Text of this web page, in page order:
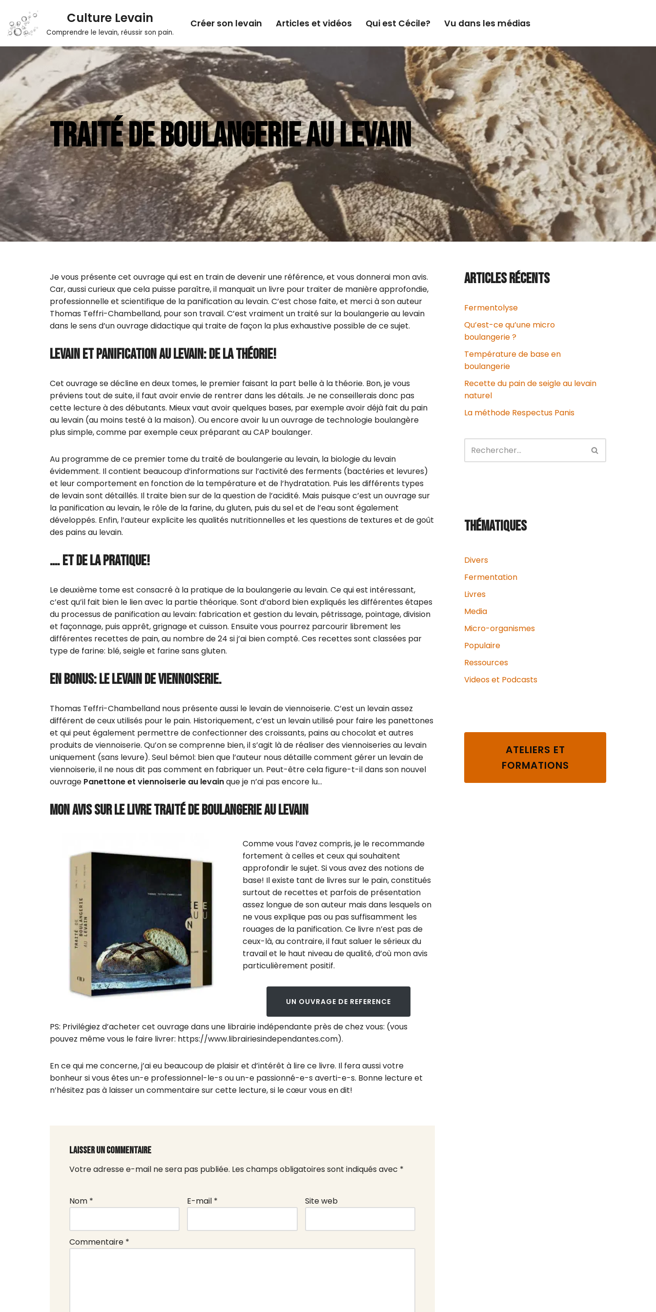
Aller
au
contenu
Culture Levain
Comprendre le levain, réussir son pain.
Créer son levain Articles et vidéos Qui est Cécile? Vu dans les médias
TRAITÉ DE BOULANGERIE AU LEVAIN
Je vous présente cet ouvrage qui est en train de devenir une référence, et vous donnerai mon avis.
Car, aussi curieux que cela puisse paraître, il manquait un livre pour traiter de manière approfondie,
professionnelle et scientifique de la panification au levain. C’est chose faite, et merci à son auteur
Thomas Teffri-Chambelland, pour son travail. C’est vraiment un traité sur la boulangerie au levain
dans le sens d’un ouvrage didactique qui traite de façon la plus exhaustive possible de ce sujet.
LEVAIN ET PANIFICATION AU LEVAIN: DE LA THÉORIE!
Cet ouvrage se décline en deux tomes, le premier faisant la part belle à la théorie. Bon, je vous
préviens tout de suite, il faut avoir envie de rentrer dans les détails. Je ne conseillerais donc pas
cette lecture à des débutants. Mieux vaut avoir quelques bases, par exemple avoir déjà fait du pain
au levain (au moins testé à la maison). Ou encore avoir lu un ouvrage de technologie boulangère
plus simple, comme par exemple ceux préparant au CAP boulanger.
Au programme de ce premier tome du traité de boulangerie au levain, la biologie du levain
évidemment. Il contient beaucoup d’informations sur l’activité des ferments (bactéries et levures)
et leur comportement en fonction de la température et de l’hydratation. Puis les différents types
de levain sont détaillés. Il traite bien sur de la question de l’acidité. Mais puisque c’est un ouvrage sur
la panification au levain, le rôle de la farine, du gluten, puis du sel et de l’eau sont également
développés. Enfin, l’auteur explicite les qualités nutritionnelles et les questions de textures et de goût
des pains au levain.
…. ET DE LA PRATIQUE!
Le deuxième tome est consacré à la pratique de la boulangerie au levain. Ce qui est intéressant,
c’est qu’il fait bien le lien avec la partie théorique. Sont d’abord bien expliqués les différentes étapes
du processus de panification au levain: fabrication et gestion du levain, pétrissage, pointage, division
et façonnage, puis apprêt, grignage et cuisson. Ensuite vous pourrez parcourir librement les
différentes recettes de pain, au nombre de 24 si j’ai bien compté. Ces recettes sont classées par
type de farine: blé, seigle et farine sans gluten.
EN BONUS: LE LEVAIN DE VIENNOISERIE.
Thomas Teffri-Chambelland nous présente aussi le levain de viennoiserie. C’est un levain assez
différent de ceux utilisés pour le pain. Historiquement, c’est un levain utilisé pour faire les panettones
et qui peut également permettre de confectionner des croissants, pains au chocolat et autres
produits de viennoiserie. Qu’on se comprenne bien, il s’agit là de réaliser des viennoiseries au levain
uniquement (sans levure). Seul bémol: bien que l’auteur nous détaille comment gérer un levain de
viennoiserie, il ne nous dit pas comment en fabriquer un. Peut-être cela figure-t-il dans son nouvel
ouvrage Panettone et viennoiserie au levainque je n’ai pas encore lu…
MON AVIS SUR LE LIVRE TRAITÉ DE BOULANGERIE AU LEVAIN
Comme vous l’avez compris, je le recommande
fortement à celles et ceux qui souhaitent
approfondir le sujet. Si vous avez des notions de
base! Il existe tant de livres sur le pain, constitués
surtout de recettes et parfois de présentation
assez longue de son auteur mais dans lesquels on
ne vous explique pas ou pas suffisamment les
rouages de la panification. Ce livre n’est pas de
ceux-là, au contraire, il faut saluer le sérieux du
travail et le haut niveau de qualité, d’où mon avis
particulièrement positif.
UN OUVRAGE DE REFERENCE
PS: Privilégiez d’acheter cet ouvrage dans une librairie indépendante près de chez vous: (vous
pouvez même vous le faire livrer: https://www.librairiesindependantes.com).
En ce qui me concerne, j’ai eu beaucoup de plaisir et d’intérêt à lire ce livre. Il fera aussi votre
bonheur si vous êtes un-e professionnel-le-s ou un-e passionné-e-s averti-e-s. Bonne lecture et
n’hésitez pas à laisser un commentaire sur cette lecture, si le cœur vous en dit!
Laisser un commentaire
Votre adresse e-mail ne sera pas publiée. Les champs obligatoires sont indiqués avec *
Nom * E-mail * Site web
Commentaire *
A
r
a
ti
ARTICLES RÉCENTS
Fermentolyse
Qu’est-ce qu’une micro
boulangerie ?
Température de base en
boulangerie
Recette du pain de seigle au levain
naturel
La méthode Respectus Panis
THÉMATIQUES
Divers
Fermentation
Livres
Media
Micro-organismes
Populaire
Ressources
Videos et Podcasts
ATELIERS ET
FORMATIONS